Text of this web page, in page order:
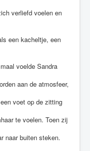
verliefd voelen en
een kacheltje, een
voelde Sandra
aan de atmosfeer,
voet op de zitting
te voelen. Toen zij
naar buiten steken.